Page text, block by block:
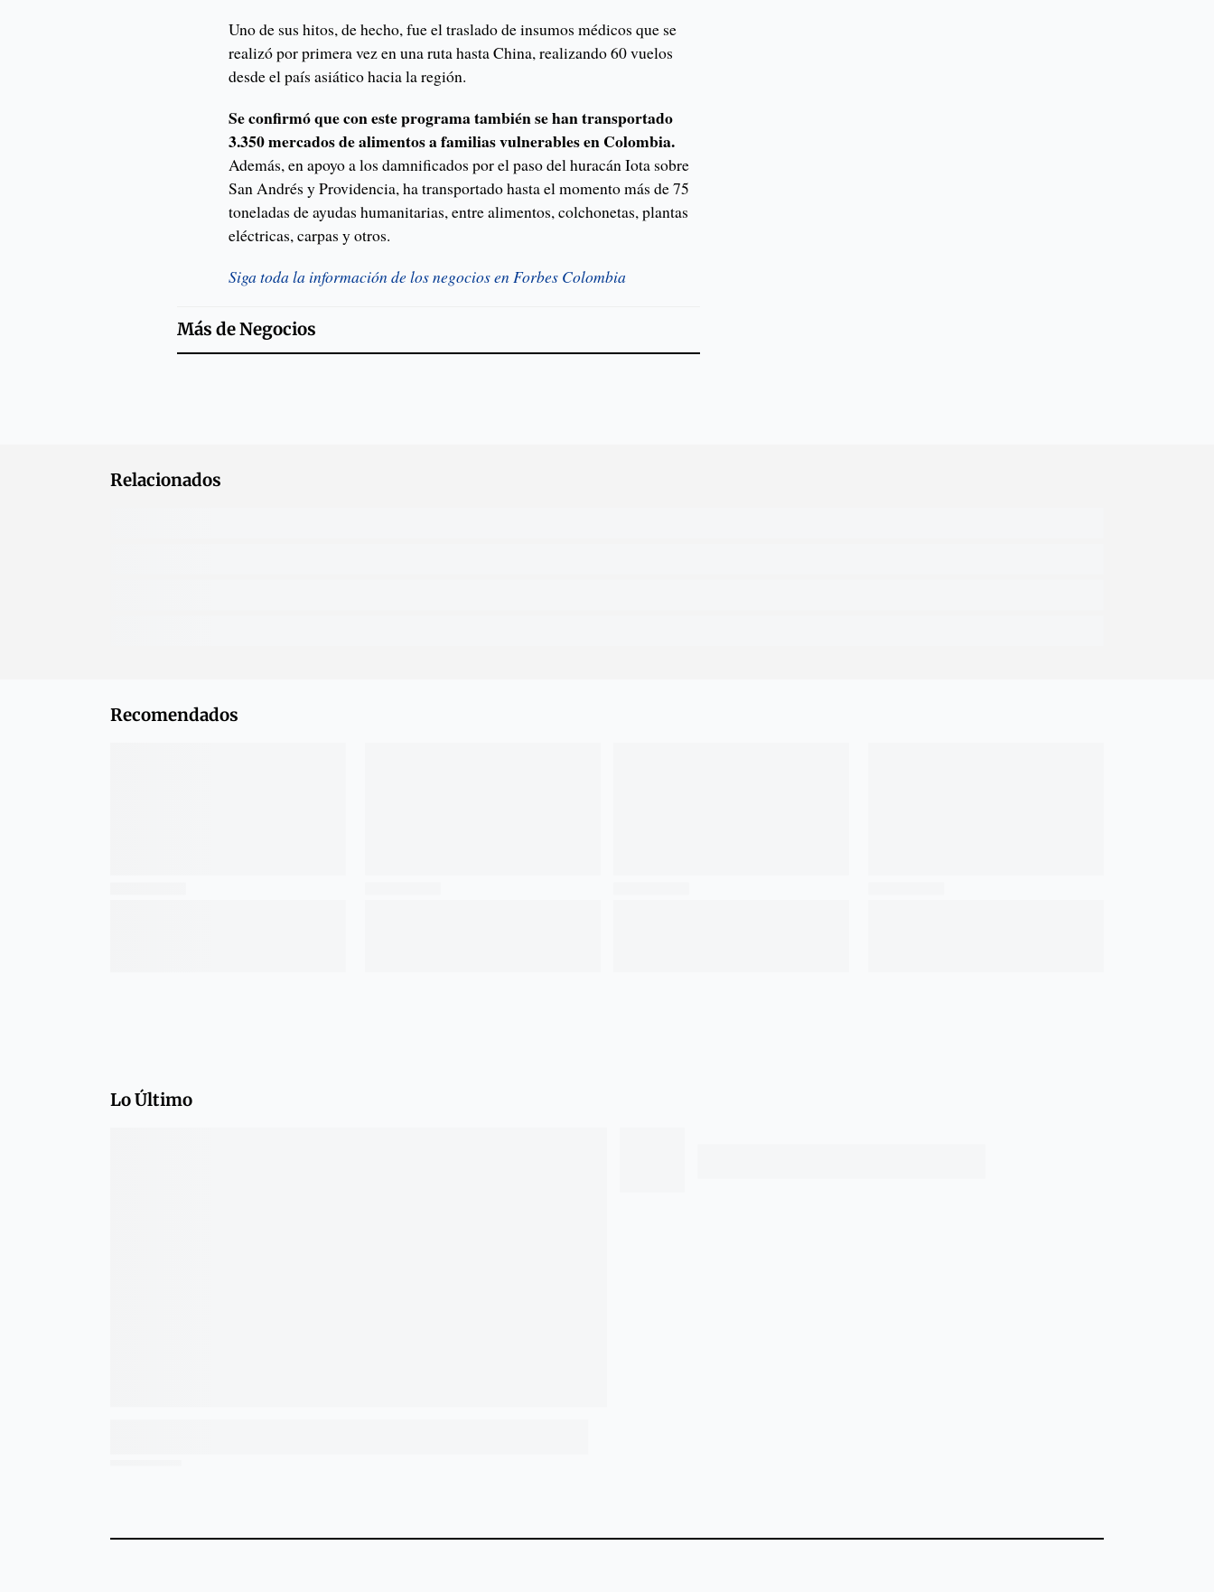
Uno de sus hitos, de hecho, fue el traslado de insumos médicos que se
realizó por primera vez en una ruta hasta China, realizando 60 vuelos
desde el país asiático hacia la región.
Se confirmó que con este programa también se han transportado
3.350 mercados de alimentos a familias vulnerables en Colombia.
Además, en apoyo a los damnificados por el paso del huracán Iota sobre
San Andrés y Providencia, ha transportado hasta el momento más de 75
toneladas de ayudas humanitarias, entre alimentos, colchonetas, plantas
eléctricas, carpas y otros.
Siga toda la información de los negocios en Forbes Colombia
Más deNegocios
Relacionados
Recomendados
Lo Último